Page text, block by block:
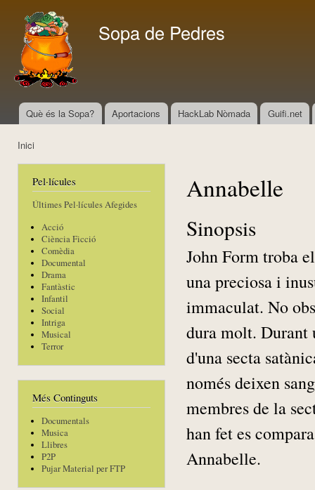
Sopa de Pedres
Menú principal
Què és la Sopa? Aportacions HackLab Nòmada Guifi.net
Inici
Pel·lícules
Últimes Pel·lícules Afegides
Acció
Ciència Ficció
Comèdia
Documental
Drama
Fantàstic
Infantil
Social
Intriga
Musical
Terror
Més Continguts
Documentals
Musica
Llibres
P2P
Pujar Material per FTP
Annabelle
Sinopsis
John Form troba
una preciosa i
immaculat. No
dura molt. Durant
d'una secta
només deixen
membres de la
han fet es
Annabelle.